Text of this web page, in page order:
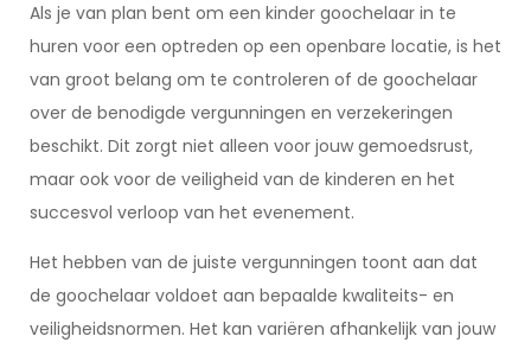
Als je van plan bent om een kinder goochelaar in te
huren voor een optreden op een openbare locatie, is het
van groot belang om te controleren of de goochelaar
over de benodigde vergunningen en verzekeringen
beschikt. Dit zorgt niet alleen voor jouw gemoedsrust,
maar ook voor de veiligheid van de kinderen en het
succesvol verloop van het evenement.
Het hebben van de juiste vergunningen toont aan dat
de goochelaar voldoet aan bepaalde kwaliteits- en
veiligheidsnormen. Het kan variëren afhankelijk van jouw